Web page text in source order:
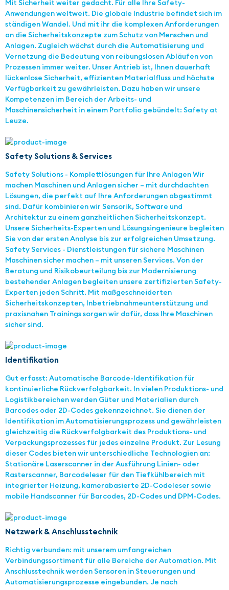
Mit Sicherheit weiter gedacht. Für alle Ihre Safety-
Anwendungen weltweit. Die globale Industrie befindet sich im
ständigen Wandel. Und mit ihr die komplexen Anforderungen
an die Sicherheitskonzepte zum Schutz von Menschen und
Anlagen. Zugleich wächst durch die Automatisierung und
Vernetzung die Bedeutung von reibungslosen Abläufen von
Prozessen immer weiter. Unser Antrieb ist, Ihnen dauerhaft
lückenlose Sicherheit, effizienten Materialfluss und höchste
Verfügbarkeit zu gewährleisten. Dazu haben wir unsere
Kompetenzen im Bereich der Arbeits- und
Maschinensicherheit in einem Portfolio gebündelt: Safety at
Leuze.
Safety Solutions & Services
Safety Solutions - Komplettlösungen für Ihre Anlagen Wir
machen Maschinen und Anlagen sicher – mit durchdachten
Lösungen, die perfekt auf Ihre Anforderungen abgestimmt
sind. Dafür kombinieren wir Sensorik, Software und
Architektur zu einem ganzheitlichen Sicherheitskonzept.
Unsere Sicherheits-Experten und Lösungsingenieure begleiten
Sie von der ersten Analyse bis zur erfolgreichen Umsetzung.
Safety Services - Dienstleistungen für sichere Maschinen
Maschinen sicher machen – mit unseren Services. Von der
Beratung und Risikobeurteilung bis zur Modernisierung
bestehender Anlagen begleiten unsere zertifizierten Safety-
Experten jeden Schritt. Mit maßgeschneiderten
Sicherheitskonzepten, Inbetriebnahmeunterstützung und
praxisnahen Trainings sorgen wir dafür, dass Ihre Maschinen
sicher sind.
Identifikation
Gut erfasst: Automatische Barcode-Identifikation für
kontinuierliche Rückverfolgbarkeit. In vielen Produktions- und
Logistikbereichen werden Güter und Materialien durch
Barcodes oder 2D-Codes gekennzeichnet. Sie dienen der
Identifikation im Automatisierungsprozess und gewährleisten
gleichzeitig die Rückverfolgbarkeit des Produktions- und
Verpackungsprozesses für jedes einzelne Produkt. Zur Lesung
dieser Codes bieten wir unterschiedliche Technologien an:
Stationäre Laserscanner in der Ausführung Linien- oder
Rasterscanner, Barcodeleser für den Tiefkühlbereich mit
integrierter Heizung, kamerabasierte 2D-Codeleser sowie
mobile Handscanner für Barcodes, 2D-Codes und DPM-Codes.
Netzwerk & Anschlusstechnik
Richtig verbunden: mit unserem umfangreichen
Verbindungssortiment für alle Bereiche der Automation. Mit
Anschlusstechnik werden Sensoren in Steuerungen und
Automatisierungsprozesse eingebunden. Je nach